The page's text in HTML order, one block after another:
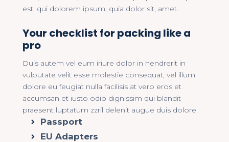
est, qui dolorem ipsum, quia dolor sit, amet.
Your checklist for packing like a
pro
Duis autem vel eum iriure dolor in hendrerit in
vulputate velit esse molestie consequat, vel illum
dolore eu feugiat nulla facilisis at vero eros et
accumsan et iusto odio dignissim qui blandit
praesent luptatum zzril delenit augue duis dolore.
Passport
EU Adapters